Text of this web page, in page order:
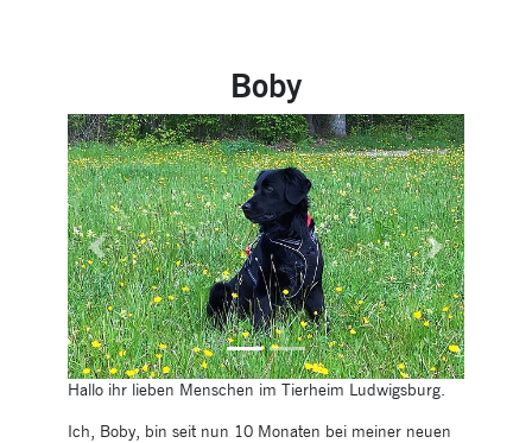
Boby
Previous Next
Hallo ihr lieben Menschen im Tierheim Ludwigsburg.
Ich, Boby, bin seit nun 10 Monaten bei meiner neuen